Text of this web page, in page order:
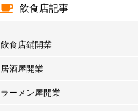
飲食店記事
飲食店鋪開業
居酒屋開業
ラーメン屋開業